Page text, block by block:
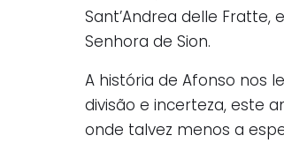
Sant’Andrea delle Fratte,
Senhora de Sion.
A história de Afonso nos
divisão e incerteza, este
onde talvez menos a